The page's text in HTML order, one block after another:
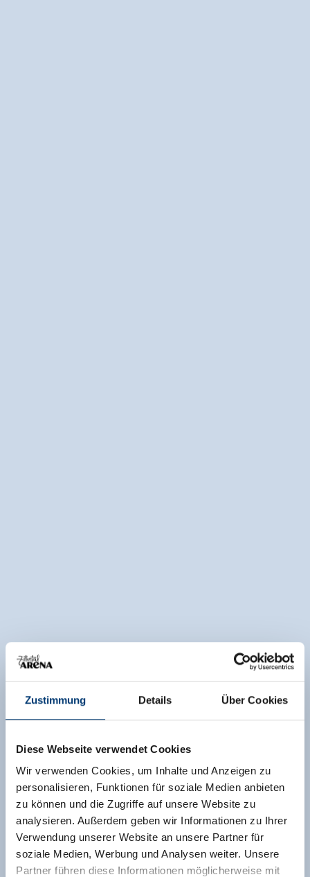
Zustimmung Details Über Cookies
Diese Webseite verwendet Cookies
Wir verwenden Cookies, um Inhalte und Anzeigen zu
personalisieren, Funktionen für soziale Medien anbieten
zu können und die Zugriffe auf unsere Website zu
analysieren. Außerdem geben wir Informationen zu Ihrer
Verwendung unserer Website an unsere Partner für
soziale Medien, Werbung und Analysen weiter. Unsere
Partner führen diese Informationen möglicherweise mit